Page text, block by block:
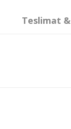
Teslimat